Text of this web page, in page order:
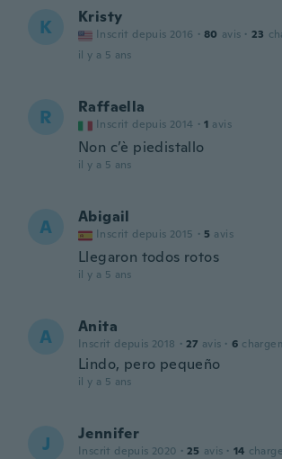
K Kristy
Inscrit depuis 2016 · 80 avis · 23
il y a 5 ans
R Raffaella
Inscrit depuis 2014 · 1 avis
Non c’è piedistallo
il y a 5 ans
A Abigail
Inscrit depuis 2015 · 5 avis
Llegaron todos rotos
il y a 5 ans
A Anita
Inscrit depuis 2018 · 27 avis · 6
Lindo, pero pequeño
il y a 5 ans
J Jennifer
Inscrit depuis 2020 · 25 avis · 14